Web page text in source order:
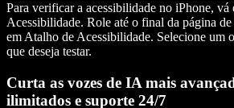
Para verificar a acessibilidade no iPhone,
Acessibilidade. Role até o final da página
em Atalho de Acessibilidade. Selecione um
que deseja testar.
Curta as vozes de IA mais
ilimitados e suporte 24/7